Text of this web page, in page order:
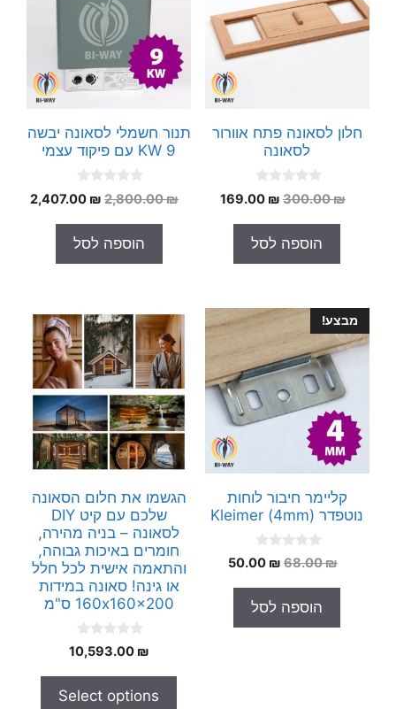
חלון לסאונה פתח אוורור
לסאונה
0
o
o
5
300.00₪
המחיר
היה:
300.00 ₪.
169.00 ₪
המחיר
הוספה לסל
תנור חשמלי לסאונה יבשה
9 KW עם פיקוד עצמי
0
o
o
5
2,800.00₪
המחיר
היה:
2,800.00 ₪.
2,407.00 ₪
הוספה לסל
מבצע!
קליימר חיבור לוחות
נוטפדר (4mm) Kleimer
0
o
o
5
68.00₪
המחיר
היה:
68.00 ₪.
50.00 ₪
הוספה לסל
הגשמו את חלום הסאונה
שלכם עם קיט DIY
לסאונה – בניה מהירה,
חומרים באיכות גבוהה,
והתאמה אישית לכל חלל
או גינה! סאונה במידות
160x160x200 ס"מ
0
o
o
10,593.00 ₪
Select options